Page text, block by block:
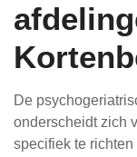
De
onderscheidt zich
specifiek te